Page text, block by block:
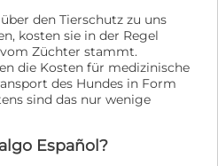
den Tierschutz zu uns
kosten sie in der Regel
Züchter stammt.
die Kosten für medizinische
des Hundes in Form
sind das nur wenige
Español?